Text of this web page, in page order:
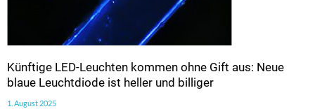
Künftige LED-Leuchten kommen ohne Gift aus: Neue
blaue Leuchtdiode ist heller und billiger
1. August 2025